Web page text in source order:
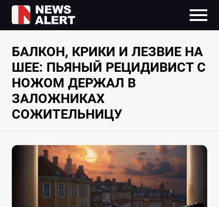
БАЛКОН, КРИКИ И ЛЕЗВИЕ НА
ШЕЕ: ПЬЯНЫЙ РЕЦИДИВИСТ С
НОЖОМ ДЕРЖАЛ В
ЗАЛОЖНИКАХ
СОЖИТЕЛЬНИЦУ